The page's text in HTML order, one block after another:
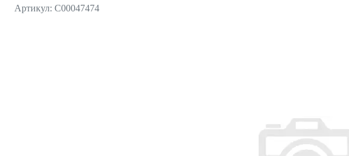
Артикул: С00047474